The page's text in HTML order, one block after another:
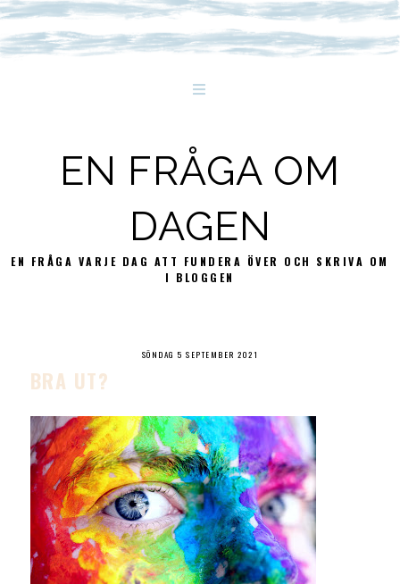
EN FRÅGA OM
DAGEN
EN FRÅGA VARJE DAG ATT FUNDERA ÖVER OCH SKRIVA OM
I BLOGGEN
SÖNDAG 5 SEPTEMBER 2021
BRA UT?